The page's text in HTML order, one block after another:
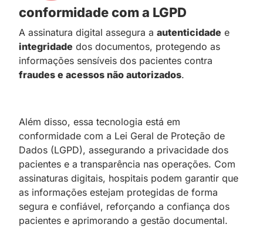
conformidade com a LGPD
A assinatura digital assegura a autenticidade e
integridade dos documentos, protegendo as
informações sensíveis dos pacientes contra
fraudes e acessos não autorizados.
Além disso, essa tecnologia está em
conformidade com a Lei Geral de Proteção de
Dados (LGPD), assegurando a privacidade dos
pacientes e a transparência nas operações. Com
assinaturas digitais, hospitais podem garantir que
as informações estejam protegidas de forma
segura e confiável, reforçando a confiança dos
pacientes e aprimorando a gestão documental.